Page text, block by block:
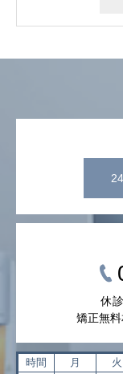
休
矯正無
時間 月 火